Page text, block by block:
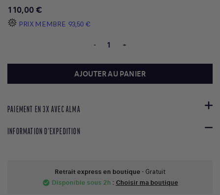
110,00 €
PRIX MEMBRE 93,50 €
- +
AJOUTER AU PANIER
PAIEMENT EN 3X AVEC ALMA
INFORMATION D'EXPEDITION
Retrait express en boutique - Gratuit
check_circle Disponible sous 2h : Choisir ma boutique